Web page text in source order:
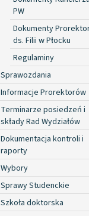
PW
Dokumenty
ds. Filii w Płocku
Regulaminy
Sprawozdania
Informacje Prorektorów
Terminarze posiedzeń i
składy Rad Wydziałów
Dokumentacja kontroli i
raporty
Wybory
Sprawy Studenckie
Szkoła doktorska